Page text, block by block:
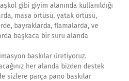
gibi giyim alanında kullanıldığı
masa örtüsü, yatak örtüsü,
bayraklarda, flamalarda, ve
başkaca bir sürü alanda
baskılar üretiyoruz.
her alanda bizden destek
sizlere parça pano baskılar